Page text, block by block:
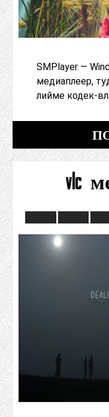
SMPlayer —
медиаплеер,
лийме кодек-
vlc